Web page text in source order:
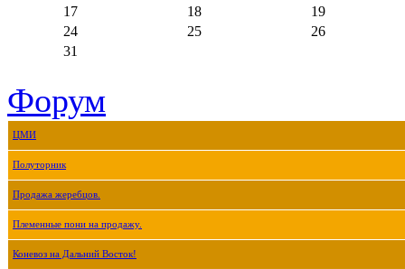
17
18
19
24
25
26
31
Форум
ЦМИ
Полуторник
Продажа жеребцов.
Племенные пони на продажу.
Коневоз на Дальний Восток!